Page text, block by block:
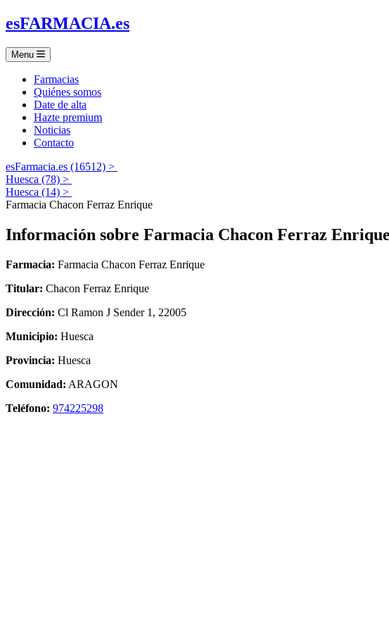
esFARMACIA.es
Menu
Farmacias
Quiénes somos
Date de alta
Hazte premium
Noticias
Contacto
esFarmacia.es (16512) >
Huesca (78) >
Huesca (14) >
Farmacia Chacon Ferraz Enrique
Información sobre Farmacia Chacon Ferraz Enrique
Farmacia: Farmacia Chacon Ferraz Enrique
Titular: Chacon Ferraz Enrique
Dirección: Cl Ramon J Sender 1, 22005
Municipio: Huesca
Provincia: Huesca
Comunidad: ARAGON
Teléfono: 974225298